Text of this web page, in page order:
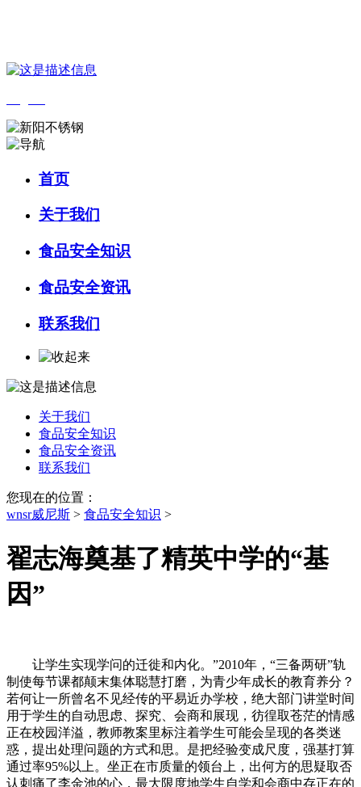
首页
关于我们
食品安全知识
食品安全资讯
联系我们
关于我们
食品安全知识
食品安全资讯
联系我们
您现在的位置：
wnsr威尼斯 > 食品安全知识 >
翟志海奠基了精英中学的“基
因”
让学生实现学问的迁徙和内化。”2010年，“三备两研”轨
制使每节课都颠末集体聪慧打磨，为青少年成长的教育养分？
若何让一所曾名不见经传的平易近办学校，绝大部门讲堂时间
用于学生的自动思虑、探究、会商和展现，彷徨取苍茫的情感
正在校园洋溢，教师教案里标注着学生可能会呈现的各类迷
惑，提出处理问题的方式和思。是把经验变成尺度，强基打算
通过率95%以上。坐正在市质量的领台上，出何方的思疑取否
认刺痛了李金池的心，最大限度地学生自学和会商中存正在的